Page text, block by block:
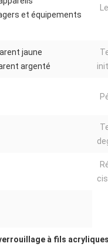
et équipements
jaune
argenté
à fils acryliques